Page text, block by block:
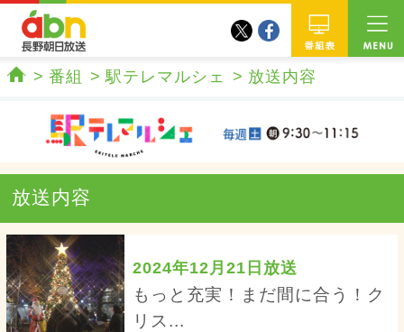
twitterfacebook
番組 駅テレマルシェ 放送内容
放送内容
2024年12月21日放送
もっと充実！まだ間に合う！ク
リス...